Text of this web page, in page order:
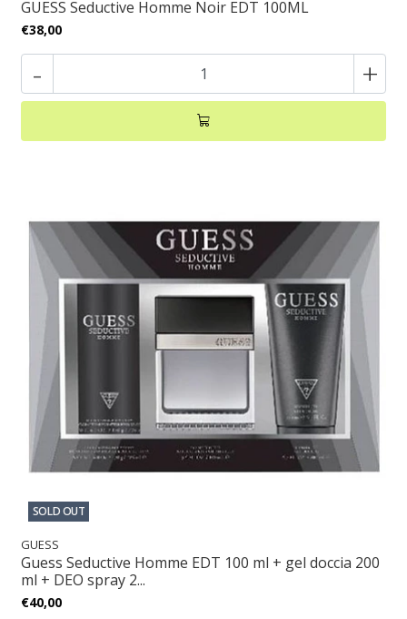
GUESS Seductive Homme Noir EDT 100ML
€38,00
- +
SOLD OUT
GUESS
Guess Seductive Homme EDT 100 ml + gel doccia 200
ml + DEO spray 2...
€40,00